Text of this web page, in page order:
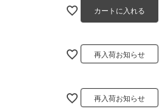
カートに入れる
再入荷お知らせ
再入荷お知らせ